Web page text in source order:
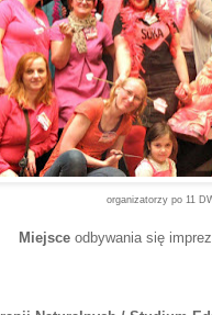
organizatorzy po 11
Miejsce odbywania się